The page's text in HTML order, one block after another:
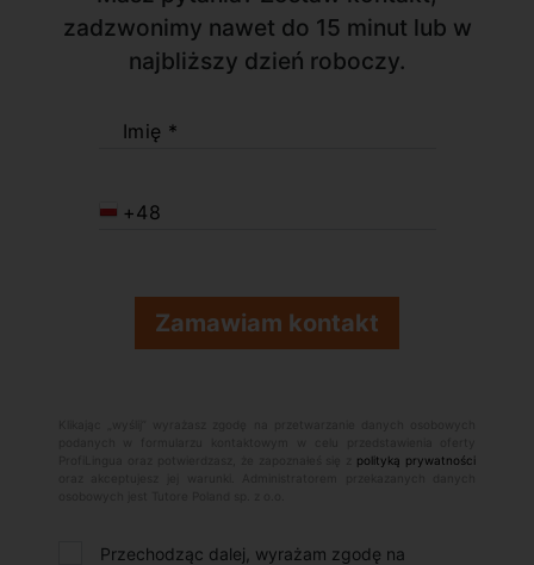
zadzwonimy nawet do 15 minut lub w
najbliższy dzień roboczy.
Imię *
+48
polityką prywatności
Przechodząc dalej, wyrażam zgodę na